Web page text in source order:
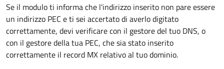
Se il modulo ti informa che l'indirizzo inserito non pare essere
un indirizzo PEC e ti sei accertato di averlo digitato
correttamente, devi verificare con il gestore del tuo DNS, o
con il gestore della tua PEC, che sia stato inserito
correttamente il record MX relativo al tuo dominio.